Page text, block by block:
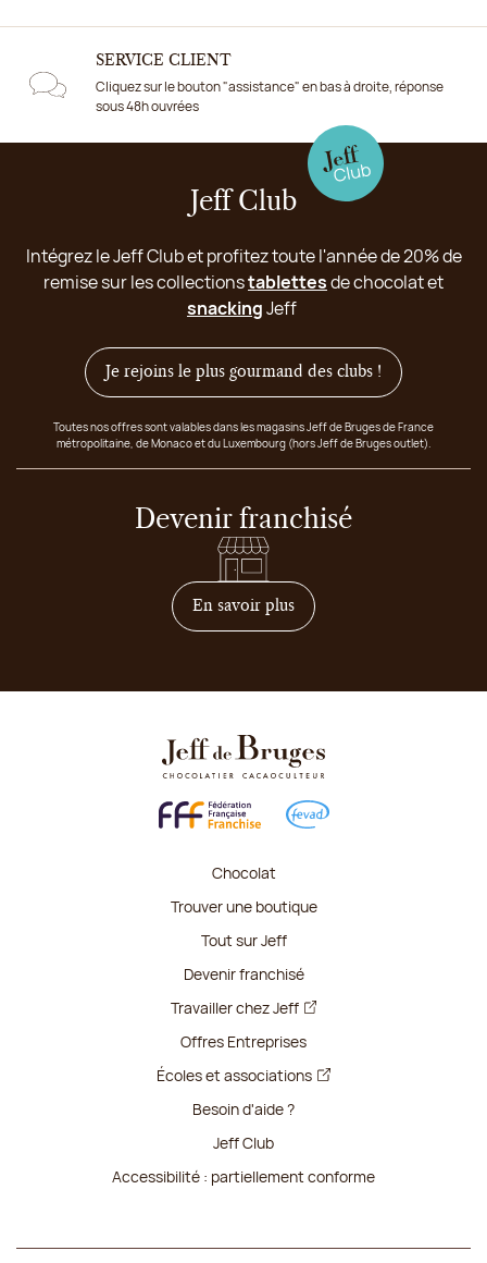
SERVICE CLIENT
Cliquez sur le bouton "assistance" en bas à droite, réponse
sous 48h ouvrées
Jeff Club
Intégrez le Jeff Club et profitez toute l'année de 20% de
remise sur les collectionstablettesde chocolat et
snackingJeff
Je rejoins le plus gourmand des clubs !
Toutes nos offres sont valables dans les magasins Jeff de Bruges de France
métropolitaine, de Monaco et du Luxembourg (hors Jeff de Bruges outlet).
Devenir franchisé
En savoir plussur comment devenir
Chocolat
Trouver une boutique
Tout sur Jeff
Devenir franchisé
Travailler chez Jeff
Offres Entreprises
Écoles et associations
Besoin d'aide ?
Jeff Club
Accessibilité : partiellement conforme